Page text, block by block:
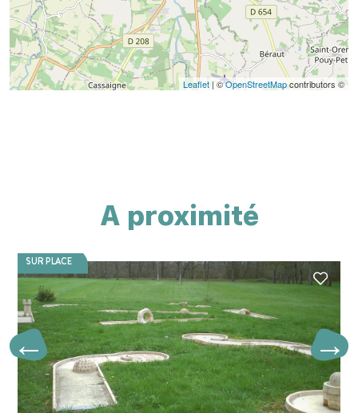
Leaflet | ©OpenStreetMapcontributors ©
A proximité
SUR PLACE